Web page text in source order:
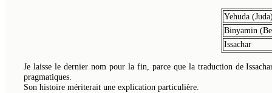
Yehuda
Binyamin
Issachar
Je laisse le dernier nom pour la fin, parce que la traduction de
pragmatiques.
Son histoire mériterait une explication particulière.